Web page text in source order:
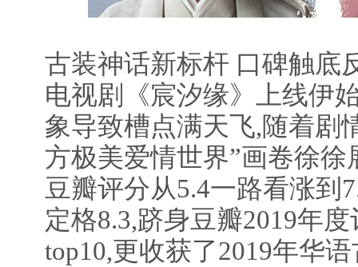
古装神话新标杆 口碑触底
电视剧《宸汐缘》上线伊
象导致槽点满天飞,随着剧
方极美爱情世界”画卷徐
豆瓣评分从5.4一路看涨到
定格8.3,跻身豆瓣2019年
top10,更收获了2019年华